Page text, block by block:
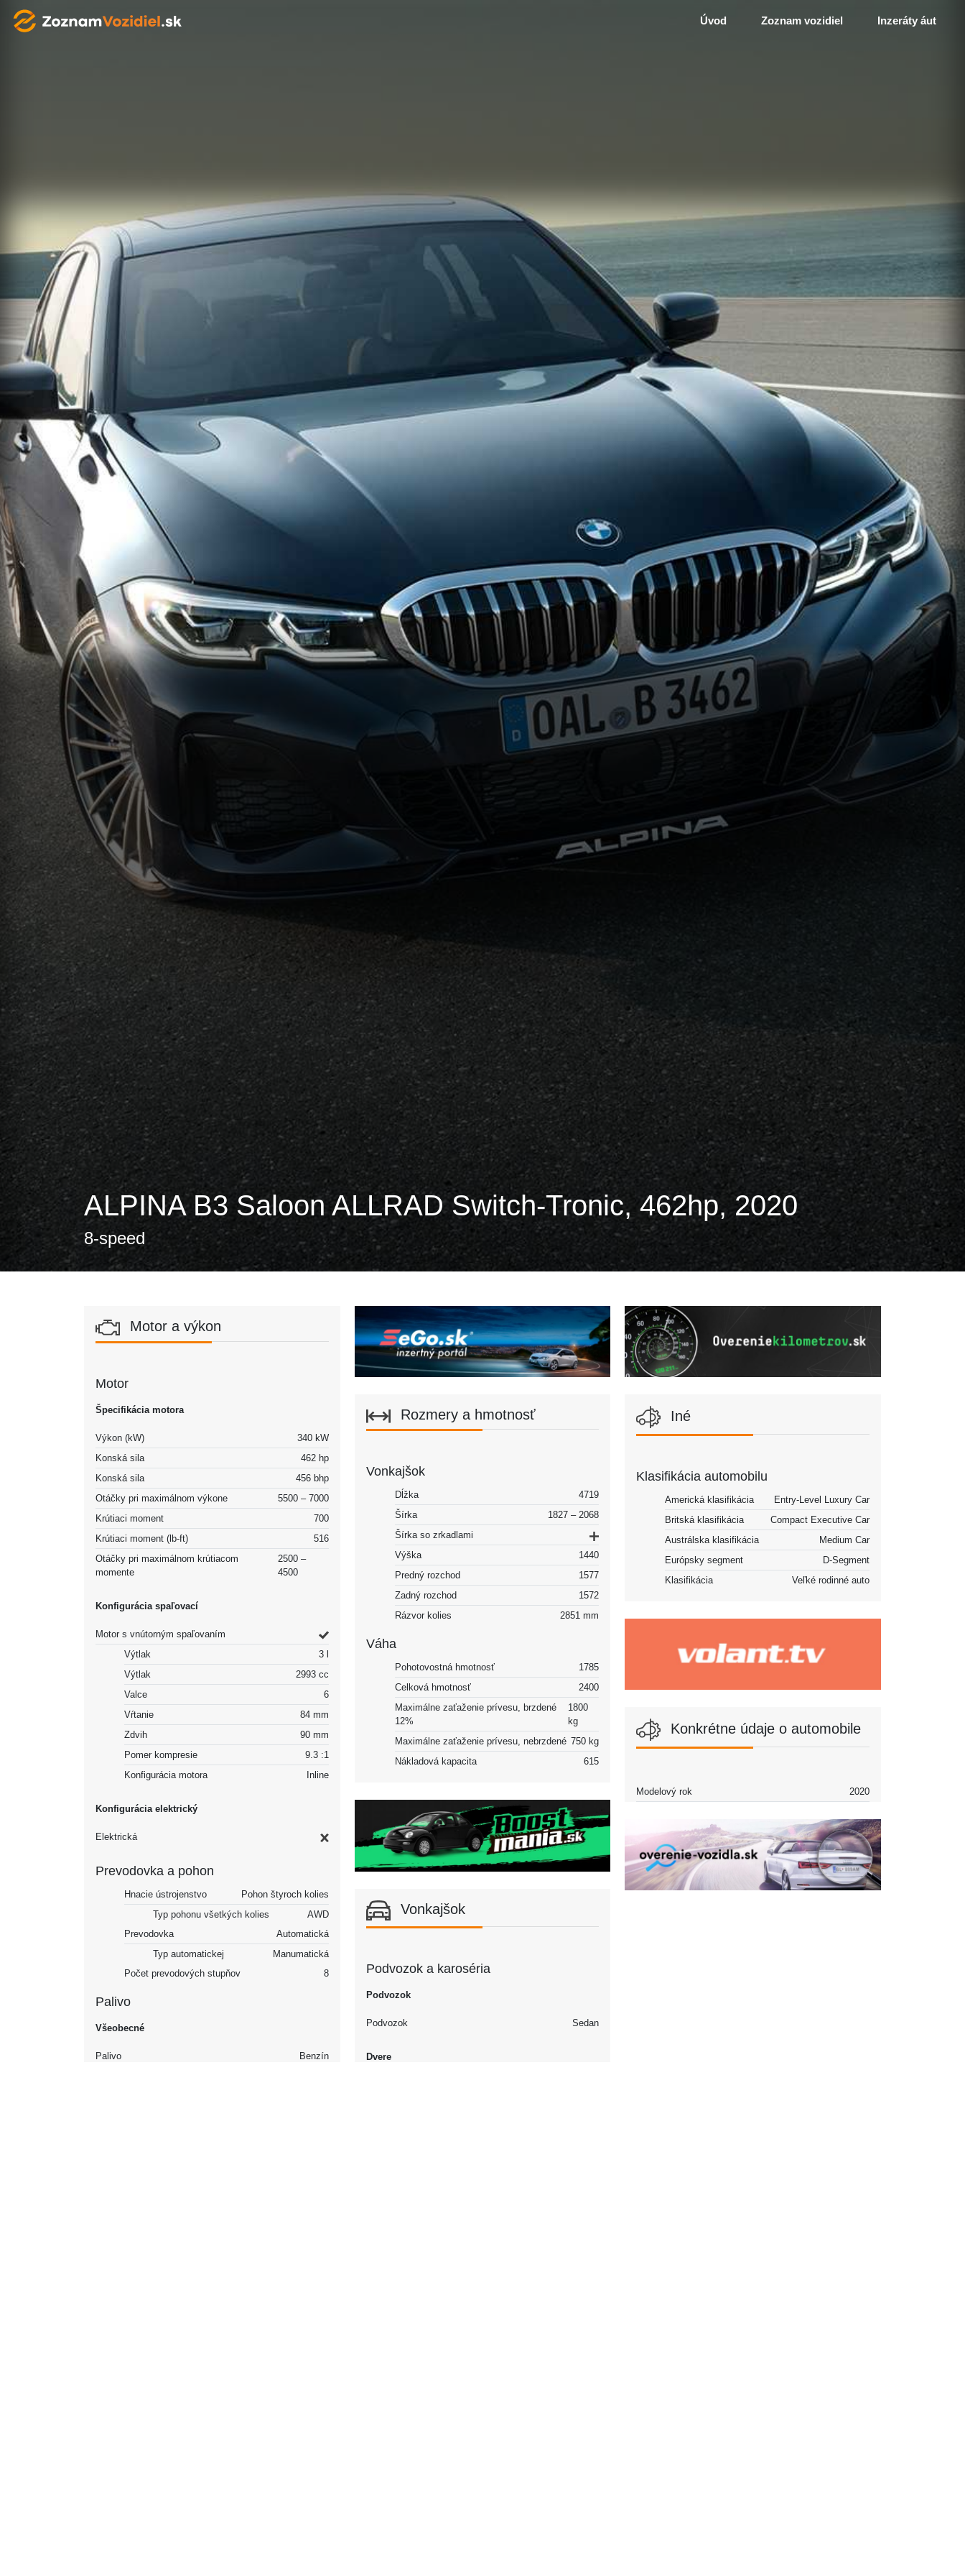
Úvod Zoznam vozidiel Inzeráty áut
ALPINA B3 Saloon ALLRAD Switch-Tronic, 462hp, 2020
8-speed
Motor a výkon
Motor
Špecifikácia motora
Výkon (kW)
340 kW
Konská sila
462 hp
Konská sila
456 bhp
Otáčky pri maximálnom výkone
5500 – 7000
Krútiaci moment
700
Krútiaci moment (lb-ft)
516
Otáčky pri maximálnom krútiacom
momente
2500 –
4500
Konfigurácia spaľovací
Motor s vnútorným spaľovaním
Výtlak
3 l
Výtlak
2993 cc
Valce
6
Vŕtanie
84 mm
Zdvih
90 mm
Pomer kompresie
9.3 :1
Konfigurácia motora
Inline
Konfigurácia elektrický
Elektrická
Prevodovka a pohon
Hnacie ústrojenstvo
Pohon štyroch kolies
Typ pohonu všetkých kolies
AWD
Prevodovka
Automatická
Typ automatickej
Manumatická
Počet prevodových stupňov
8
Palivo
Všeobecné
Palivo
Benzín
Rozmery a hmotnosť
Vonkajšok
Dĺžka
4719
Šírka
1827 – 2068
Šírka so zrkadlami
Výška
1440
Predný rozchod
1577
Zadný rozchod
1572
Rázvor kolies
2851 mm
Váha
Pohotovostná hmotnosť
1785
Celková hmotnosť
2400
Maximálne zaťaženie prívesu, brzdené
12%
1800
kg
Maximálne zaťaženie prívesu, nebrzdené 750 kg
Nákladová kapacita
615
Vonkajšok
Podvozok a karoséria
Podvozok
Podvozok Sedan
Dvere
Iné
Klasifikácia automobilu
Americká klasifikácia
Entry-Level Luxury Car
Britská klasifikácia
Compact Executive Car
Austrálska klasifikácia
Medium Car
Európsky segment
D-Segment
Klasifikácia
Veľké rodinné auto
Konkrétne údaje o automobile
Modelový rok 2020